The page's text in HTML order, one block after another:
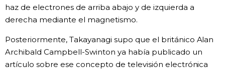
haz de electrones de arriba abajo y de izquierda a
derecha mediante el magnetismo.
Posteriormente, Takayanagi supo que el británico Alan
Archibald Campbell-Swinton ya había publicado un
artículo sobre ese concepto de televisión electrónica